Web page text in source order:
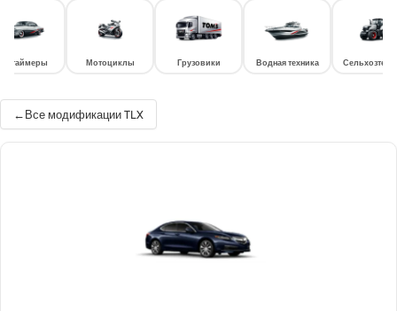
Мотоциклы Грузовики Водная техника
Все модификации TLX